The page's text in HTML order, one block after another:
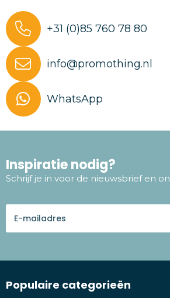
+31 (0)85 760 78 80
info@promothing.nl
WhatsApp
Inspiratie nodig?
Schrijf je in voor de nieuwsbrief en
Populaire categorieën